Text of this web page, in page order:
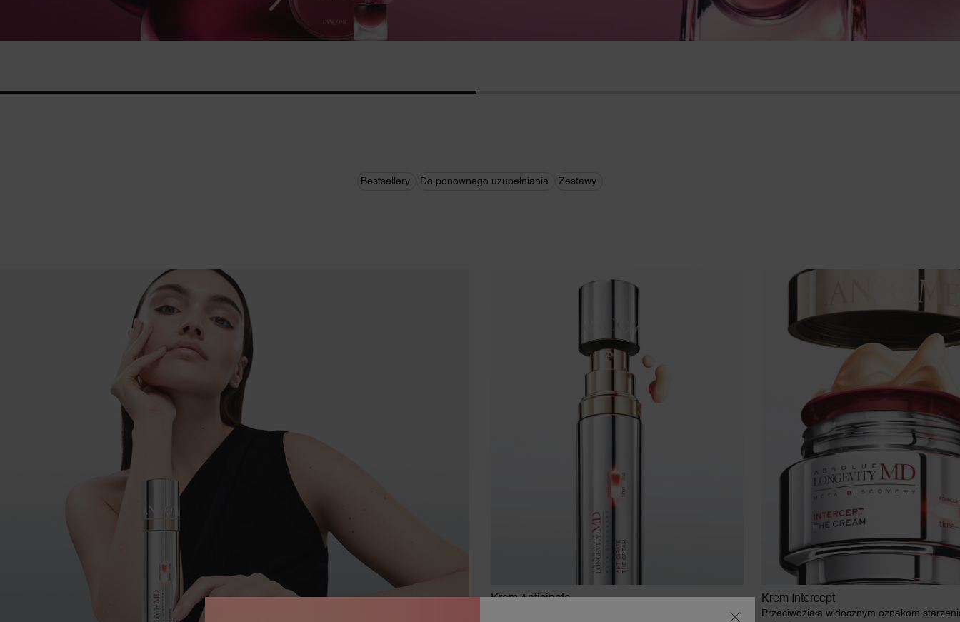
Bestsellery Do ponownego uzupełniania Zestawy
Krem Anticipate Krem Intercept
Przeciwdziała widocznym oznakom